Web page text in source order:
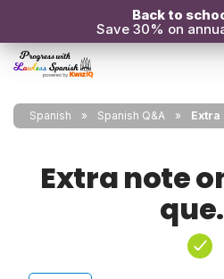
Back to
Save 30% on
Spanish Spanish Q&A Extra
Extra note